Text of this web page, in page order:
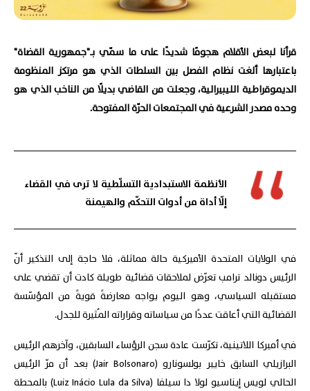
قرأنا لبعض الأقلام هجومًا شديدًا على ما سمّي بـ"جمهورية القضاة"
باعتبارها ألغت نظام الفصل بين السلطات الذي هو مرتكز المنظومة
الديموقراطية الليبيرالية، وجعلت من القاضي بديلًا من الناخب الذي هو
وحده مصدر الشرعية في المجتمعات الحرّة المفتوحة.
الأنظمة الاستبدادية التسلّطية لا ترى في القضاء
إلّا أداة من أدوات التحكّم والهيمنة
في الولايات المتحدة الأميركية حالة مماثلة، فلا حاجة إلى التذكير أنّ
الرئيس دونالد ترامب تعرّض لملاحقات قضائية طويلة كادت أن تقضي على
مستقبله السياسي، وهو اليوم يواجه معارضةً قويةً من المؤسّسة
القضائية التي أعاقت عددًا من سياساته وقراراته المُثيرة للجدل.
في أميركا اللاتينية، تكرّست عادة سجن الرؤساء السابقين، وآخرهم الرئيس
البرازيلي السابق خايير بولسونارو (Jair Bolsonaro) بعد أن مرّ الرئيس
الحالي لويس إيناسيو لولا دا سيلفا (Luiz Inácio Lula da Silva) بالمحطة